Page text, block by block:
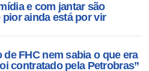
e com jantar são
ainda está por vir
de FHC nem sabia o que era
contratado pela Petrobras”